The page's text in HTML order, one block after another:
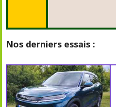
Nos derniers essais :